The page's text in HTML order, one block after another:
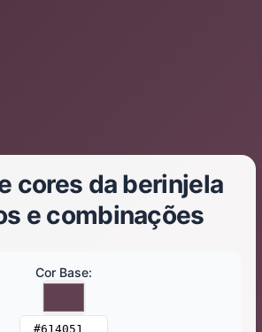
cores da berinjela
e combinações
Cor Base: